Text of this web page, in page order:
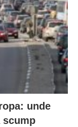
unde
scump